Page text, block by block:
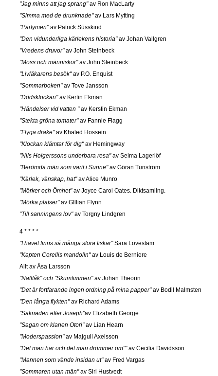
"Jag minns att jag sprang"av Ron MacLarty
"Simma med de drunknade"av Lars Mytting
"Parfymen"av Patrick Süsskind
"Den vidunderliga kärlekens historia"av Johan Vallgren
"Vredens druvor"av John Steinbeck
"Möss och människor"av John Steinbeck
"Livläkarens besök"av P.O. Enquist
"Sommarboken"av Tove Jansson
"Dödsklockan"av Kertin Ekman
"Händelser vid vatten "av Kerstin Ekman
"Stekta gröna tomater"av Fannie Flagg
"Flyga drake"av Khaled Hossein
"Klockan klämtar för dig"av Hemingway
"Nils Holgerssons underbara resa"av Selma Lagerlöf
"Berömda män som varit i Sunne"av Göran Tunström
"Kärlek, vänskap, hat"av Alice Munro
"Mörker och Ömhet"av Joyce Carol Oates. Diktsamling.
"Mörka platser"av GIllian Flynn
"Till sanningens lov"av Torgny Lindgren
4 * * * *
"I havet finns så många stora fiskar"Sara Lövestam
"Kapten Corellis mandolin"av Louis de Berniere
Allt av Åsa Larsson
"Nattfåk" och "Skumtimmen"av Johan Theorin
"Det är fortfarande ingen ordning på mina papper"av Bodil Malmsten
"Den långa flykten"av Richard Adams
"Saknaden efter Joseph"av Elizabeth George
"Sagan om klanen Otori"av Lian Hearn
"Moderspassion"av Majgull Axelsson
"Det man har och det man drömmer om""av Cecilia Davidsson
"Mannen som vände insidan ut"av Fred Vargas
"Sommaren utan män"av Siri Hustvedt